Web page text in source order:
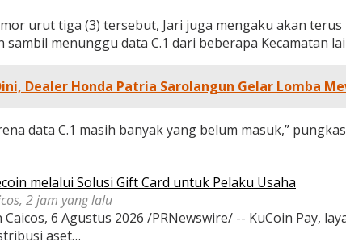
urut tiga (3) tersebut, Jari juga mengaku akan
menunggu data C.1 dari beberapa Kecamatan
Dealer Honda Patria Sarolangun Gelar Lomba
data C.1 masih banyak yang belum masuk,”
melalui Solusi Gift Card untuk Pelaku Usaha
2 jam yang lalu
Caicos, 6 Agustus 2026 /PRNewswire/ -- KuCoin Pay,
aset…